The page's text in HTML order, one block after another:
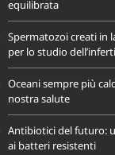
equilibrata
Spermatozoi creati in
per lo studio
Oceani sempre più
nostra salute
Antibiotici del futuro:
ai batteri resistenti